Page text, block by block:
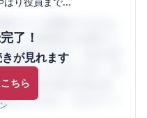
了！
が見れます
ちら
)は、女性限定の企業口コ
の働きやすさ・会社の評
がたくさんあります。先
、本当の会社の姿を知
するために、ぜひサイト